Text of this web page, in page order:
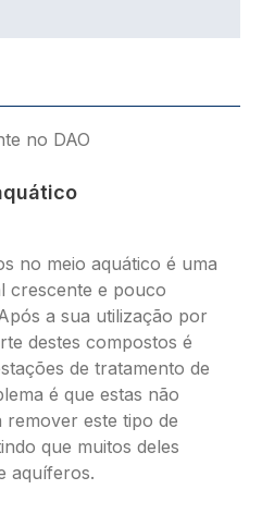
no meio aquático é uma
crescente e pouco
a sua utilização por
destes compostos é
de tratamento de
é que estas não
este tipo de
que muitos deles
aquíferos.